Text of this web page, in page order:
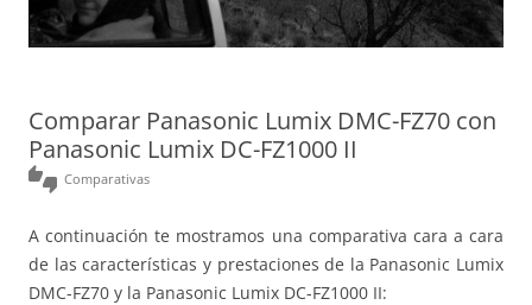
Comparar Panasonic Lumix DMC-FZ70 con
Panasonic Lumix DC-FZ1000 II
thumbs_up_down Comparativas
A continuación te mostramos una comparativa cara a cara
de las características y prestaciones de la Panasonic Lumix
DMC-FZ70 y la Panasonic Lumix DC-FZ1000 II: